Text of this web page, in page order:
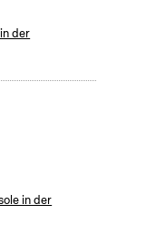
der
in der